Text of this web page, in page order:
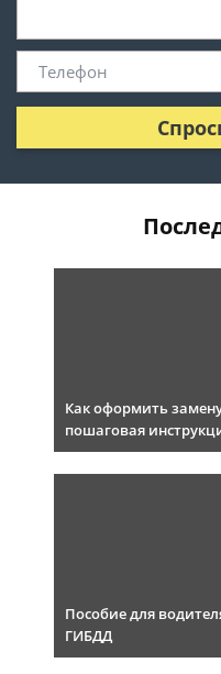
Как оформить
пошаговая
Пособие для
ГИБДД